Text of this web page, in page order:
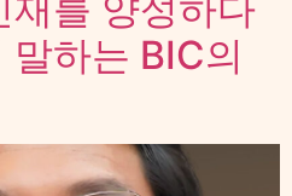
재를 양성하다
하는 BIC의